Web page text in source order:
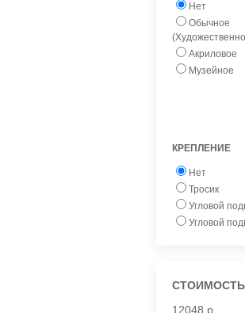
Нет
Обычное
Акриловое
Музейное
КРЕПЛЕНИЕ
Нет
Тросик
Угловой
Угловой
12048 р.